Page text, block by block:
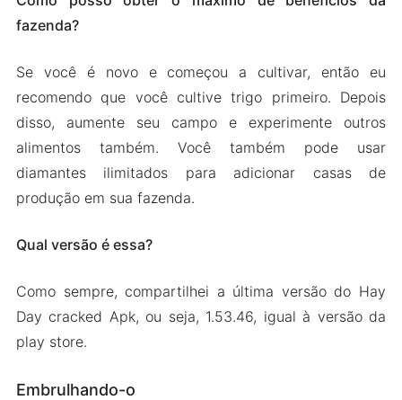
fazenda?
Se você é novo e começou a cultivar, então eu
recomendo que você cultive trigo primeiro. Depois
disso, aumente seu campo e experimente outros
alimentos também. Você também pode usar
diamantes ilimitados para adicionar casas de
produção em sua fazenda.
Qual versão é essa?
Como sempre, compartilhei a última versão do Hay
Day cracked Apk, ou seja, 1.53.46, igual à versão da
play store.
Embrulhando-o